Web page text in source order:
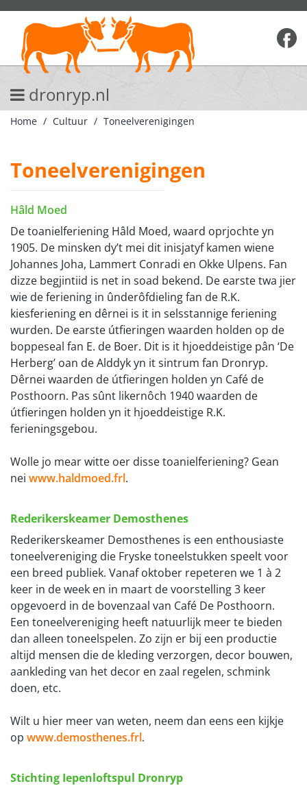
dronryp.nl
Home Cultuur Toneelverenigingen
Toneelverenigingen
Hâld Moed
De toanielferiening Hâld Moed, waard oprjochte yn
1905. De minsken dy’t mei dit inisjatyf kamen wiene
Johannes Joha, Lammert Conradi en Okke Ulpens. Fan
dizze begjintiid is net in soad bekend. De earste twa jier
wie de feriening in ûnderôfdieling fan de R.K.
kiesferiening en dêrnei is it in selsstannige feriening
wurden. De earste útfieringen waarden holden op de
boppeseal fan E. de Boer. Dit is it hjoeddeistige pân ‘De
Herberg’ oan de Alddyk yn it sintrum fan Dronryp.
Dêrnei waarden de útfieringen holden yn Café de
Posthoorn. Pas sûnt likernôch 1940 waarden de
útfieringen holden yn it hjoeddeistige R.K.
ferieningsgebou.
Wolle jo mear witte oer disse toanielferiening? Gean
nei www.haldmoed.frl.
Rederikerskeamer Demosthenes
Rederikerskeamer Demosthenes is een enthousiaste
toneelvereniging die Fryske toneelstukken speelt voor
een breed publiek. Vanaf oktober repeteren we 1 à 2
keer in de week en in maart de voorstelling 3 keer
opgevoerd in de bovenzaal van Café De Posthoorn.
Een toneelvereniging heeft natuurlijk meer te bieden
dan alleen toneelspelen. Zo zijn er bij een productie
altijd mensen die de kleding verzorgen, decor bouwen,
aankleding van het decor en zaal regelen, schmink
doen, etc.
Wilt u hier meer van weten, neem dan eens een kijkje
op www.demosthenes.frl.
Stichting Iepenloftspul Dronryp